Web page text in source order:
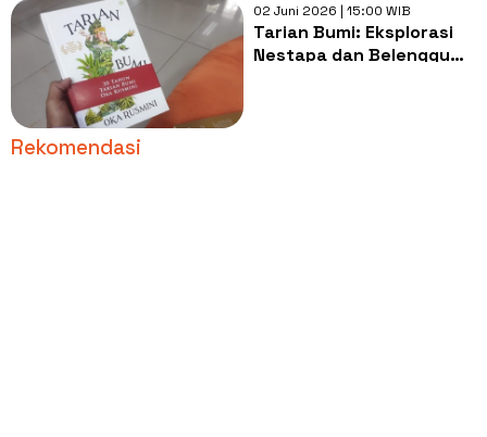
02 Juni 2026 | 15:00 WIB
Tarian Bumi: Eksplorasi
Nestapa dan Belenggu
Rekomendasi